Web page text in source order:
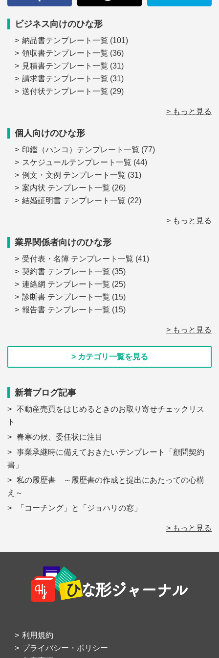
ビジネス向けのひな形
納品書テンプレート一覧 (101)
領収書テンプレート一覧 (36)
見積書テンプレート一覧 (31)
請求書テンプレート一覧 (31)
送付状テンプレート一覧 (29)
> もっと見る
個人向けのひな形
印鑑（ハンコ）テンプレート一覧 (77)
スケジュールテンプレート一覧 (44)
例文・文例 テンプレート一覧 (31)
案内状 テンプレート一覧 (26)
結婚証明書 テンプレート一覧 (22)
> もっと見る
業界関係者向けのひな形
受付表・名簿 テンプレート一覧 (41)
契約書 テンプレート一覧 (35)
連絡網 テンプレート一覧 (25)
診断書 テンプレート一覧 (15)
報告書 テンプレート一覧 (15)
> もっと見る
> カテゴリ一覧を見る
新着ブログ記事
不動産売買をはじめるときのお取り寄せチェックリス
ト
春寒の候、委任状に注目
事業承継時に備えておきたいテンプレート「顧問契約
書」
私の履歴書 ～履歴書の作成と提出にあたっての心構
え～
「コーチング」と「ジョハリの窓」
> もっと見る
Footer
利用規約
プライバシー・ポリシー